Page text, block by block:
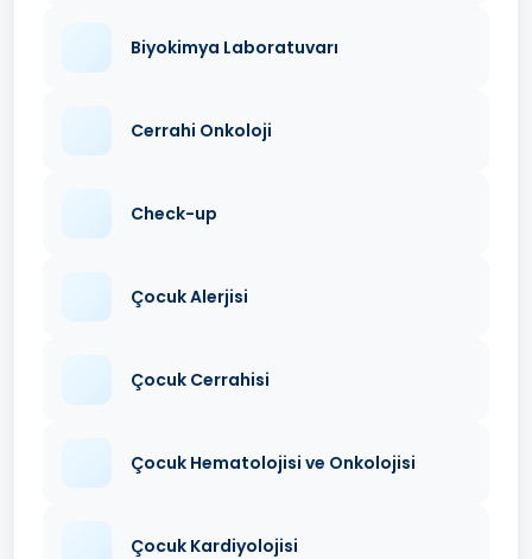
Biyokimya Laboratuvarı
Cerrahi Onkoloji
Check-up
Çocuk Alerjisi
Çocuk Cerrahisi
Çocuk Hematolojisi ve Onkolojisi
Çocuk Kardiyolojisi